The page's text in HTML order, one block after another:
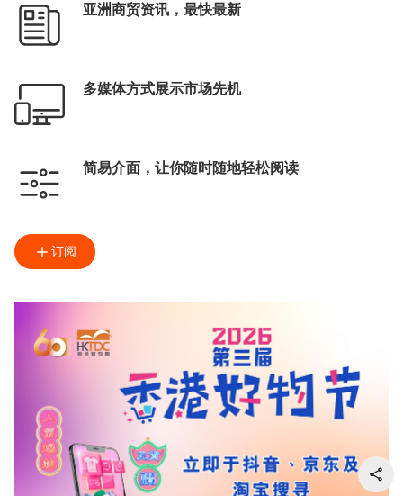
亚洲商贸资讯，最快最新
多媒体方式展示市场先机
简易介面，让你随时随地轻松阅读
订阅